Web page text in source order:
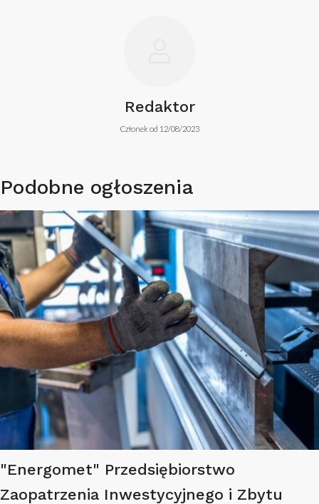
Redaktor
Członek od 12/08/2023
Podobne ogłoszenia
"Energomet" Przedsiębiorstwo
Zaopatrzenia Inwestycyjnego i Zbytu